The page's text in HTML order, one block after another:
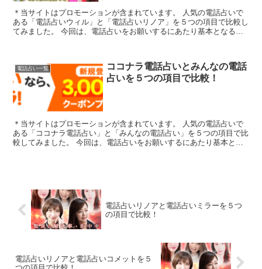
＊当サイトはプロモーションが含まれています。 人気の電話占いで
ある「電話占いウィル」と「電話占いリノア」を５つの項目で比較し
てみました。 今回は、電話占いをお願いするにあたり基本となる
電話占い一覧
ココナラ電話占いとみんなの電話
占いを５つの項目で比較！
＊当サイトはプロモーションが含まれています。 人気の電話占いで
ある「ココナラ電話占い」と「みんなの電話占い」を５つの項目で比
較してみました。 今回は、電話占いをお願いするにあたり基本とな
電話占いリノアと電話占いミラーを５つ
の項目で比較！
電話占いリノアと電話占いコメットを５